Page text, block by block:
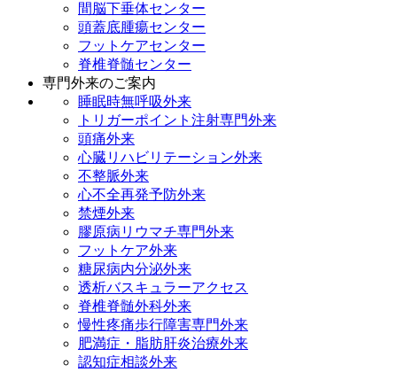
間脳下垂体センター
頭蓋底腫瘍センター
フットケアセンター
脊椎脊髄センター
専門外来のご案内
睡眠時無呼吸外来
トリガーポイント注射専門外来
頭痛外来
心臓リハビリテーション外来
不整脈外来
心不全再発予防外来
禁煙外来
膠原病リウマチ専門外来
フットケア外来
糖尿病内分泌外来
透析バスキュラーアクセス
脊椎脊髄外科外来
慢性疼痛歩行障害専門外来
肥満症・脂肪肝炎治療外来
認知症相談外来